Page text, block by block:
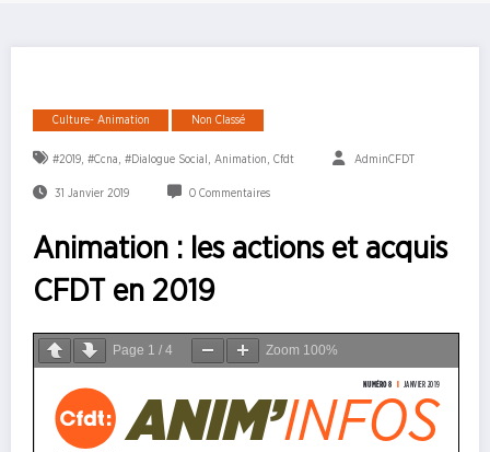
Culture- Animation Non Classé
#2019, #ccna #dialogue Social Animation Cfdt AdminCFDT
31 Janvier 2019 0 Commentaires
Animation : les actions et acquis
CFDT en 2019
Page 1 / 4 Zoom 100%